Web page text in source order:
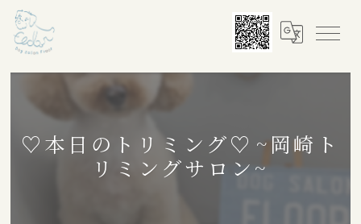
♡本日のトリミング♡⁠~岡崎ト
リミングサロン~